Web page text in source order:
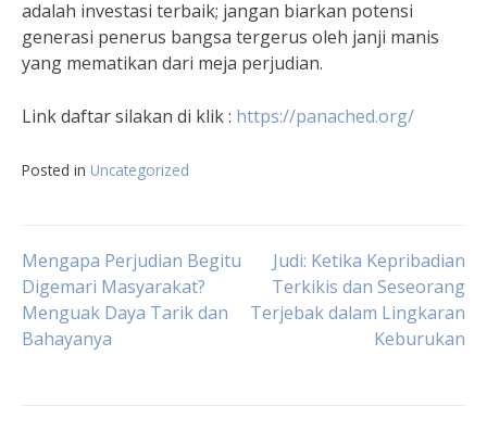
adalah investasi terbaik; jangan biarkan potensi
generasi penerus bangsa tergerus oleh janji manis
yang mematikan dari meja perjudian.
Link daftar silakan di klik : https://panached.org/
Posted in Uncategorized
Navigasi
pos
Mengapa Perjudian Begitu
Digemari Masyarakat?
Menguak Daya Tarik dan
Bahayanya
Judi: Ketika Kepribadian
Terkikis dan Seseorang
Terjebak dalam Lingkaran
Keburukan